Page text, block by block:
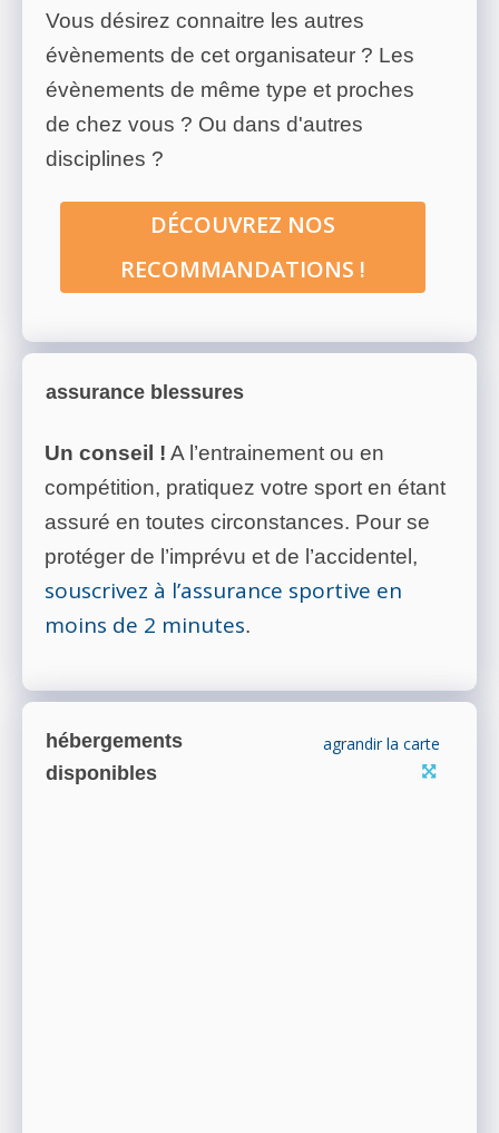
Vous désirez connaitre les autres
évènements de cet organisateur ? Les
évènements de même type et proches
de chez vous ? Ou dans d'autres
disciplines ?
DÉCOUVREZ NOS
RECOMMANDATIONS !
assurance blessures
Un conseil ! A l’entrainement ou en
compétition, pratiquez votre sport en étant
assuré en toutes circonstances. Pour se
protéger de l’imprévu et de l’accidentel,
souscrivez à l’assurance sportive en
moins de 2 minutes.
hébergements
disponibles
agrandir la carte